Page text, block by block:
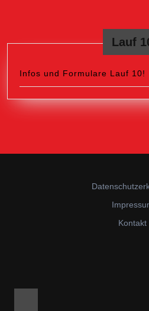
Lauf
Infos und Formulare Lauf 10!
Kontakt